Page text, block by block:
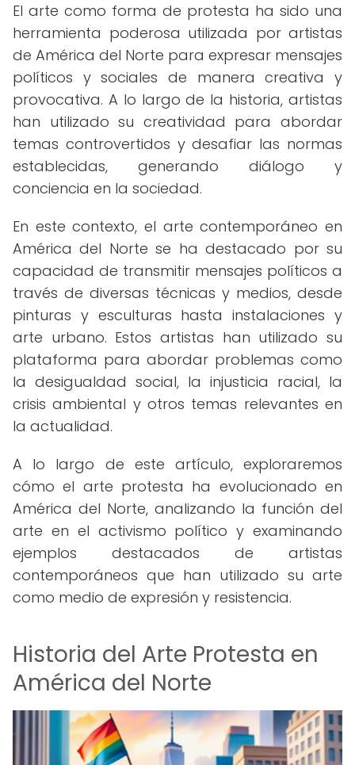
El arte como forma de protesta ha sido una
herramienta poderosa utilizada por artistas
de América del Norte para expresar mensajes
políticos y sociales de manera creativa y
provocativa. A lo largo de la historia, artistas
han utilizado su creatividad para abordar
temas controvertidos y desafiar las normas
establecidas, generando diálogo y
conciencia en la sociedad.
En este contexto, el arte contemporáneo en
América del Norte se ha destacado por su
capacidad de transmitir mensajes políticos a
través de diversas técnicas y medios, desde
pinturas y esculturas hasta instalaciones y
arte urbano. Estos artistas han utilizado su
plataforma para abordar problemas como
la desigualdad social, la injusticia racial, la
crisis ambiental y otros temas relevantes en
la actualidad.
A lo largo de este artículo, exploraremos
cómo el arte protesta ha evolucionado en
América del Norte, analizando la función del
arte en el activismo político y examinando
ejemplos destacados de artistas
contemporáneos que han utilizado su arte
como medio de expresión y resistencia.
Historia del Arte Protesta en
América del Norte